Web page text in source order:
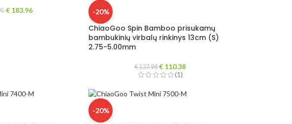
€ 183.96 -20%
ChiaoGoo Spin Bamboo prisukamų
bambukinių virbalų rinkinys 13cm (S)
2.75-5.00mm
€137.98 € 110.38
(1)
-20%